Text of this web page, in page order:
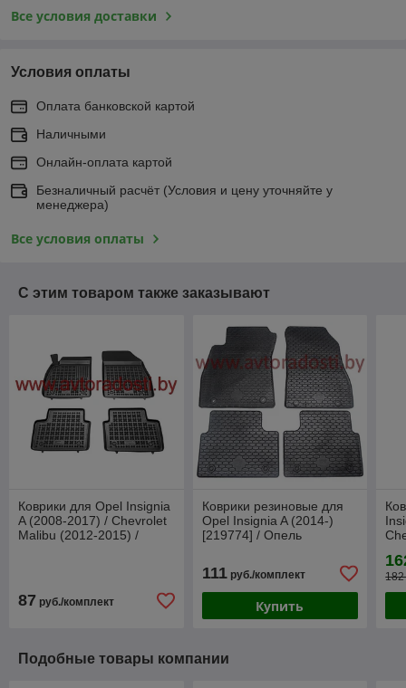
Все условия доставки
Условия оплаты
Оплата банковской картой
Наличными
Онлайн-оплата картой
Безналичный расчёт (Условия и цену уточняйте у
менеджера)
Все условия оплаты
С этим товаром также заказывают
Коврики для Opel Insignia
A (2008-2017) / Chevrolet
Malibu (2012-2015) /
87 руб./комплект
Коврики резиновые для
Opel Insignia A (2014-)
[219774] / Опель
Zubří)
111руб./комплект
Купить
182
Подобные товары компании